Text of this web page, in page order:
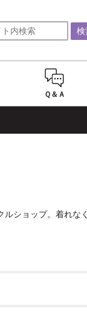
Ｑ＆Ａ
ショップ。着れなく